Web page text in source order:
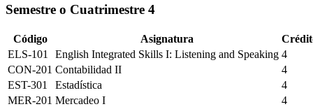
Semestre o Cuatrimestre 4
Código Asignatura
ELS-101
English Integrated Skills I: Listening and Speaking 4
CON-201 Contabilidad II
4
EST-301
Estadística
4
MER-201 Mercadeo I
4